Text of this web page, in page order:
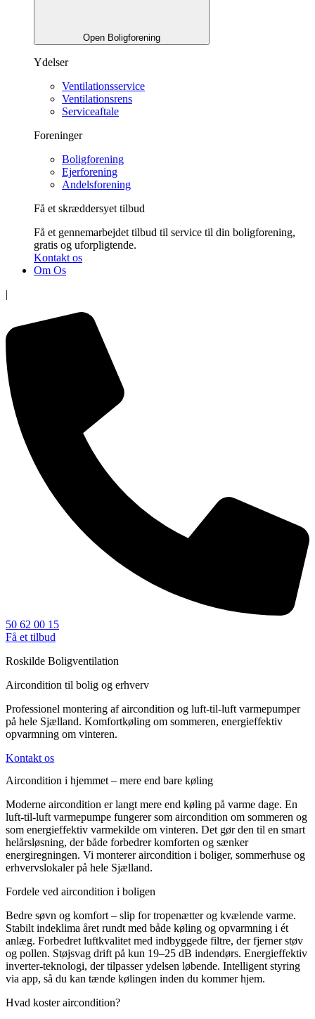
Open Boligforening
Ydelser
Ventilationsservice
Ventilationsrens
Serviceaftale
Foreninger
Boligforening
Ejerforening
Andelsforening
Få et skræddersyet tilbud
Få et gennemarbejdet tilbud til service til din boligforening,
gratis og uforpligtende.
Kontakt os
Om Os
50 62 00 15
Få et tilbud
Roskilde Boligventilation
Aircondition til bolig og erhverv
Professionel montering af aircondition og luft-til-luft varmepumper
på hele Sjælland. Komfortkøling om sommeren, energieffektiv
opvarmning om vinteren.
Kontakt os
Aircondition i hjemmet – mere end bare køling
Moderne aircondition er langt mere end køling på varme dage. En
luft-til-luft varmepumpe fungerer som aircondition om sommeren og
som energieffektiv varmekilde om vinteren. Det gør den til en smart
helårsløsning, der både forbedrer komforten og sænker
energiregningen. Vi monterer aircondition i boliger, sommerhuse og
erhvervslokaler på hele Sjælland.
Fordele ved aircondition i boligen
Bedre søvn og komfort – slip for tropenætter og kvælende varme.
Stabilt indeklima året rundt med både køling og opvarmning i ét
anlæg. Forbedret luftkvalitet med indbyggede filtre, der fjerner støv
og pollen. Støjsvag drift på kun 19–25 dB indendørs. Energieffektiv
inverter-teknologi, der tilpasser ydelsen løbende. Intelligent styring
via app, så du kan tænde kølingen inden du kommer hjem.
Hvad koster aircondition?